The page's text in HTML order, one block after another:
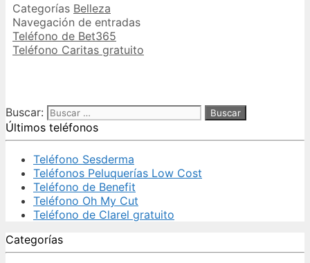
Categorías Belleza
Navegación de entradas
Teléfono de Bet365
Teléfono Caritas gratuito
Buscar:
Últimos teléfonos
Teléfono Sesderma
Teléfonos Peluquerías Low Cost
Teléfono de Benefit
Teléfono Oh My Cut
Teléfono de Clarel gratuito
Categorías